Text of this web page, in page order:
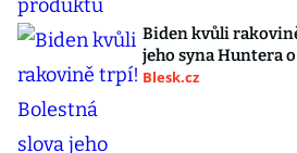
Biden kvůli
jeho syna Huntera
Blesk.cz